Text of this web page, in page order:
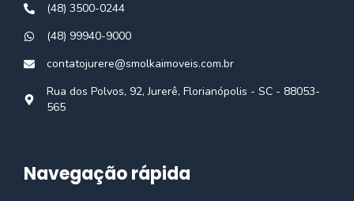
(48) 3500-0244
(48) 99940-9000
contatojurere@smolkaimoveis.com.br
Rua dos Polvos, 92, Jurerê, Florianópolis - SC - 88053-
565
Navegação rápida